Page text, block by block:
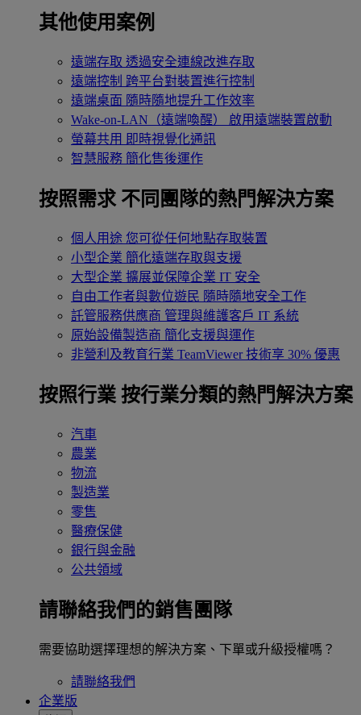
其他使用案例
遠端存取 透過安全連線改進存取
遠端控制 跨平台對裝置進行控制
遠端桌面 隨時隨地提升工作效率
Wake-on-LAN（遠端喚醒）
啟用遠端裝置啟動
螢幕共用 即時視覺化通訊
智慧服務 簡化售後運作
按照需求 不同團隊的熱門解決方案
個人用途 您可從任何地點存取裝置
小型企業 簡化遠端存取與支援
大型企業 擴展並保障企業 IT 安全
自由工作者與數位遊民 隨時隨地安全工作
託管服務供應商 管理與維護客戶 IT 系統
原始設備製造商 簡化支援與運作
非營利及教育行業 TeamViewer 技術享 30% 優惠
按照行業 按行業分類的熱門解決方案
汽車
農業
物流
製造業
零售
醫療保健
銀行與金融
公共領域
請聯絡我們的銷售團隊
需要協助選擇理想的解決方案、下單或升級授權嗎？
請聯絡我們
企業版